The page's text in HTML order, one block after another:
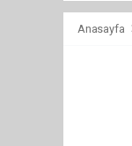
Anasayfa